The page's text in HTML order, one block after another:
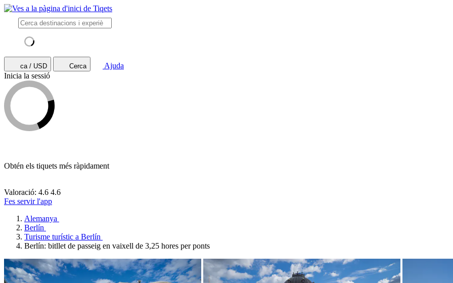
ca / USD Cerca
Ajuda
Inicia la sessió
Obtén els tiquets més ràpidament
Valoració: 4.6 4.6
Fes servir l'app
Alemanya
Berlín
Turisme turístic a Berlín
Berlín: bitllet de passeig en vaixell de 3,25 hores per ponts